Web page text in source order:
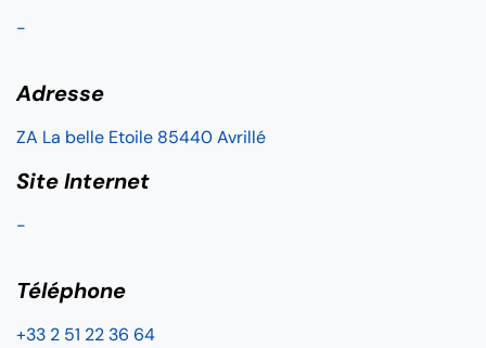
-
Adresse
ZA La belle Etoile 85440 Avrillé
Site Internet
-
Téléphone
+33 2 51 22 36 64